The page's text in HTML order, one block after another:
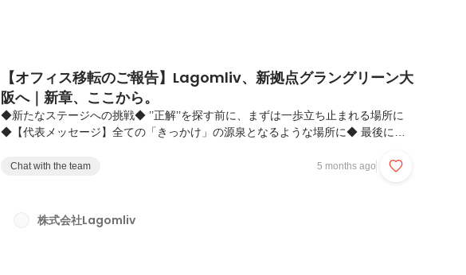
【オフィス移転のご報告】Lagomliv、新拠点グラングリーン大
阪へ｜新章、ここから。
◆新たなステージへの挑戦◆ ’’正解’’を探す前に、まずは一歩立ち止まれる場所に
◆【代表メッセージ】全ての「きっかけ」の源泉となるような場所に◆ 最後に：一
￣￣￣￣￣￣￣￣￣￣￣￣￣￣￣￣￣￣￣￣￣￣株式会社Lagomlivはこの度、大阪
択でした。私たちがこれから、より多くのみなさんの「一歩」を支えていくために
Chat with the team 5 months ago
株式会社Lagomliv